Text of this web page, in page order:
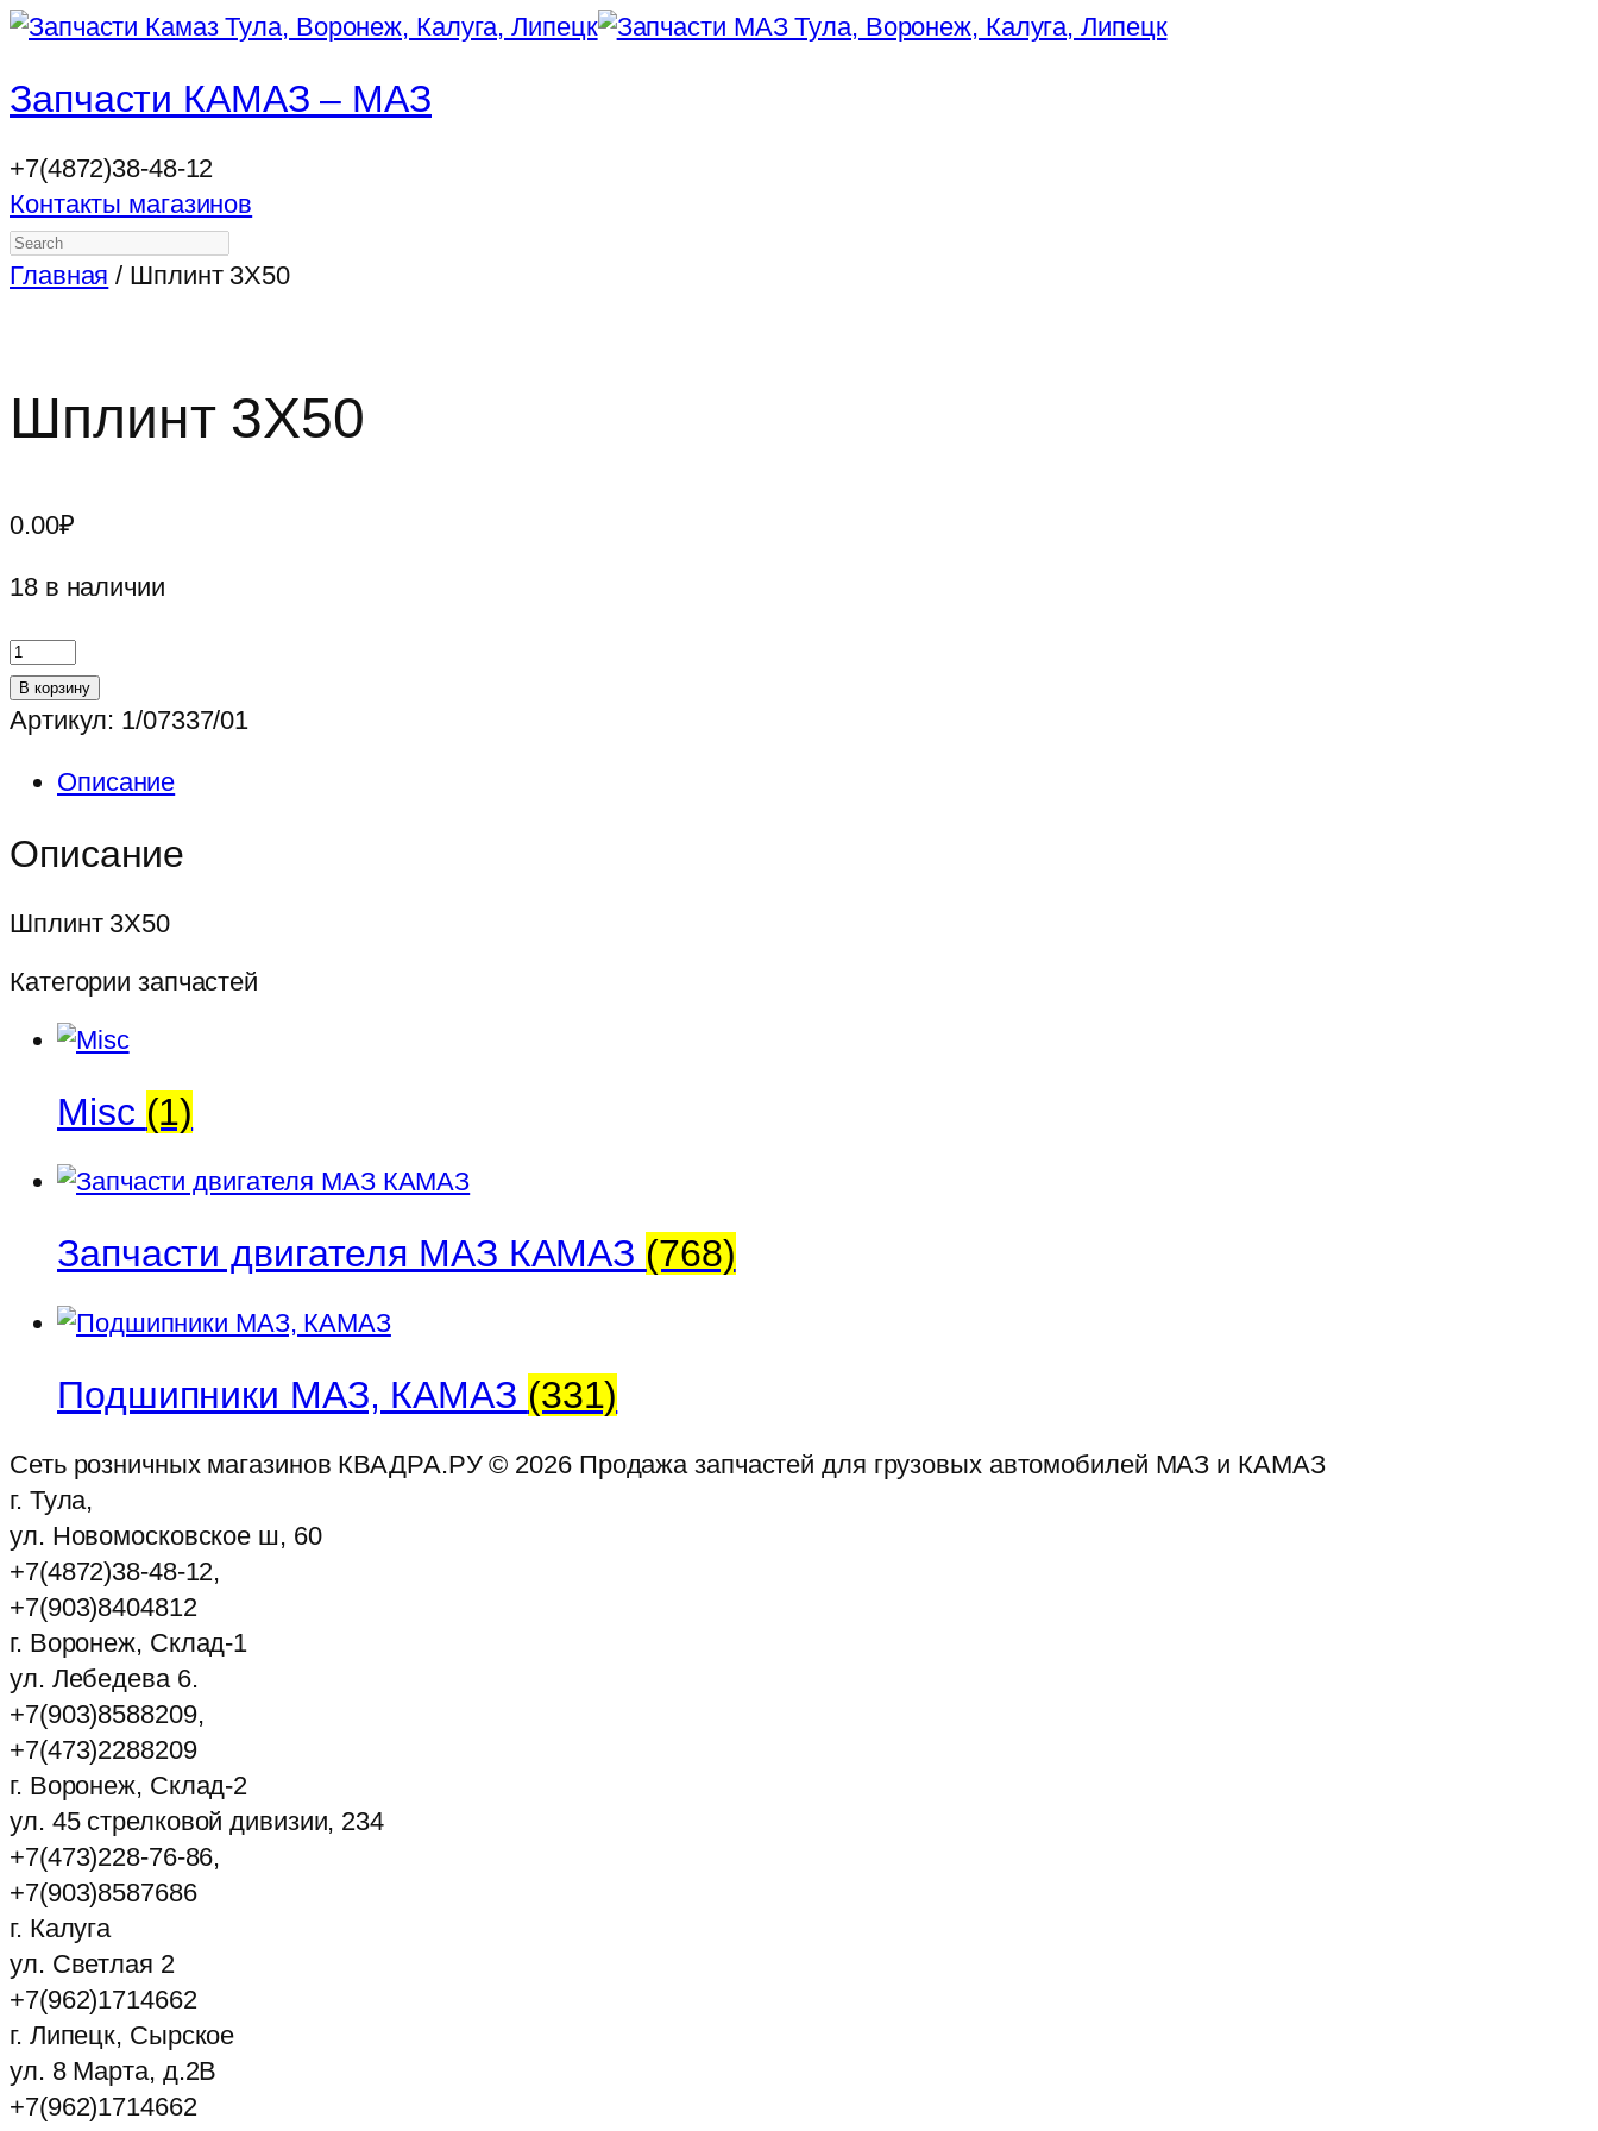
Запчасти КАМАЗ – МАЗ
+7(4872)38-48-12
Контакты магазинов
Search
Главная / Шплинт 3Х50
Шплинт 3Х50
0.00₽
18 в наличии
Количество
товара
Шплинт
В корзину
Артикул: 1/07337/01
Описание
Описание
Шплинт 3Х50
Категории запчастей
Misc (1)
Запчасти двигателя МАЗ КАМАЗ (768)
Подшипники МАЗ, КАМАЗ (331)
Сеть розничных магазинов КВАДРА.РУ © 2026Продажа запчастей для грузовых автомобилей МАЗ и КАМАЗ
г. Тула,
ул. Новомосковское ш, 60
+7(4872)38-48-12,
+7(903)8404812
г. Воронеж, Склад-1
ул. Лебедева 6.
+7(903)8588209,
+7(473)2288209
г. Воронеж, Склад-2
ул. 45 стрелковой дивизии, 234
+7(473)228-76-86,
+7(903)8587686
г. Калуга
ул. Светлая 2
+7(962)1714662
г. Липецк, Сырское
ул. 8 Марта, д.2В
+7(962)1714662